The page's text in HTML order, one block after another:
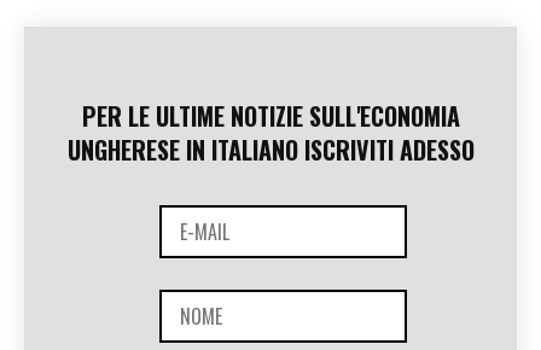
PER LE ULTIME NOTIZIE SULL'ECONOMIA
UNGHERESE IN ITALIANO ISCRIVITI ADESSO